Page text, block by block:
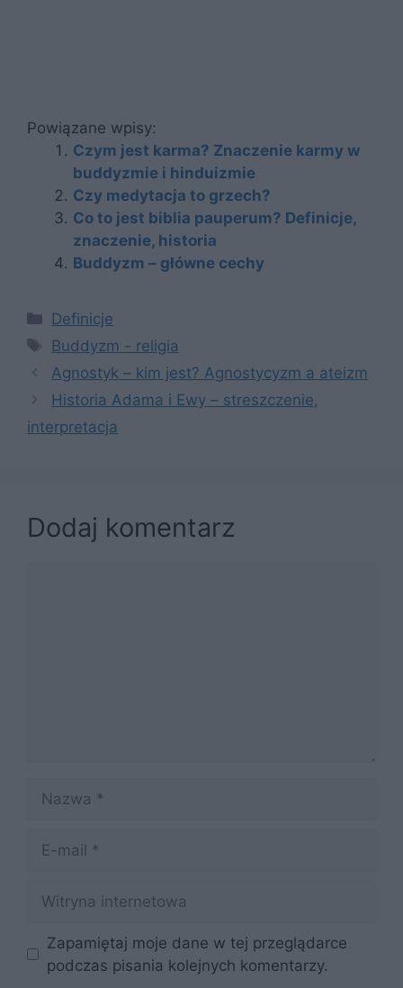
Powiązane wpisy:
Czym jest karma? Znaczenie karmy w
buddyzmie i hinduizmie
Czy medytacja to grzech?
Co to jest biblia pauperum? Definicje,
znaczenie, historia
Buddyzm – główne cechy
Kategorie
Definicje
Tagi
Buddyzm - religia
Agnostyk – kim jest? Agnostycyzm a ateizm
Historia Adama i Ewy – streszczenie,
interpretacja
Dodaj komentarz
mail
internetowa
Zapamiętaj moje dane w tej przeglądarce
podczas pisania kolejnych komentarzy.